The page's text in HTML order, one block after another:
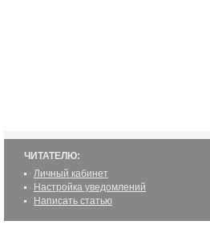
ЧИТАТЕЛЮ:
Личный кабинет
Настройка уведомлений
Написать статью